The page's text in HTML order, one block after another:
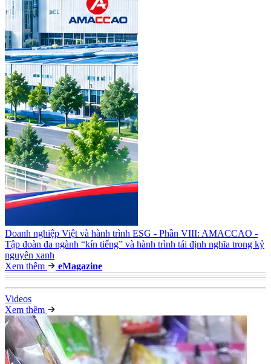
Doanh nghiệp Việt và hành trình ESG - Phần VIII: AMACCAO -
Tập đoàn đa ngành “kín tiếng” và hành trình tái định nghĩa trong kỷ
nguyên xanh
Xem thêm
eMagazine
Videos
Xem thêm